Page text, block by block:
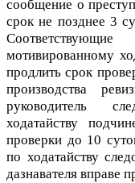
сообщение о
срок не позднее 3
мотивированному
продлить срок
производства
руководитель
ходатайству
проверки до 10
по ходатайству
дазнавателя вправе